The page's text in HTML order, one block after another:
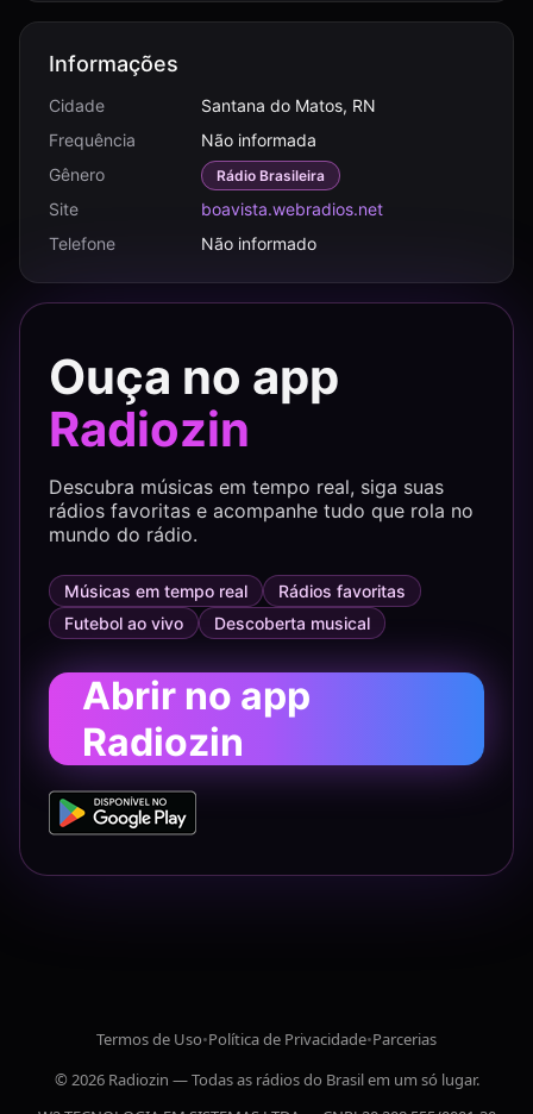
Informações
Cidade
Santana do Matos, RN
Frequência
Não informada
Gênero
Rádio Brasileira
Site
boavista.webradios.net
Telefone
Não informado
Ouça no app
Radiozin
Descubra músicas em tempo real, siga suas
rádios favoritas e acompanhe tudo que rola no
mundo do rádio.
Músicas em tempo real
Rádios favoritas
Futebol ao vivo
Descoberta musical
Abrir no app
Radiozin
Termos de Uso•Política de Privacidade•Parcerias
© 2026 Radiozin — Todas as rádios do Brasil em um só lugar.